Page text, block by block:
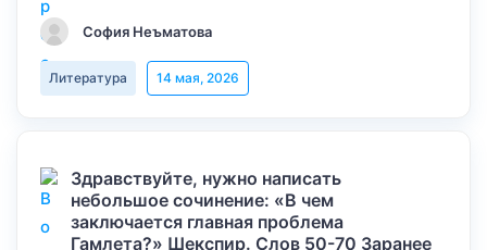
София Неъматова
Литература 14 мая, 2026
Здравствуйте, нужно написать
небольшое сочинение: «В чем
заключается главная проблема
Гамлета?» Шекспир. Слов 50-70 Заранее